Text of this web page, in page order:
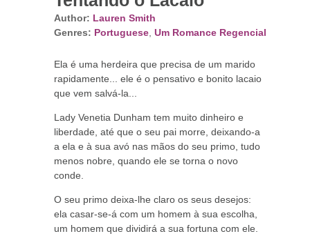
Author: Lauren Smith
Genres: Portuguese, Um Romance Regencial
Ela é uma herdeira que precisa de um marido
rapidamente... ele é o pensativo e bonito lacaio
que vem salvá-la...
LadyVenetia Dunham tem muito dinheiro e
liberdade, até que o seu pai morre, deixando-a
a ela e à sua avó nas mãos do seu primo, tudo
menos nobre, quando ele se torna o novo
conde.
O seu primo deixa-lhe claro os seus desejos:
ela casar-se-á com um homem à sua escolha,
um homem que dividirá a sua fortuna com ele.